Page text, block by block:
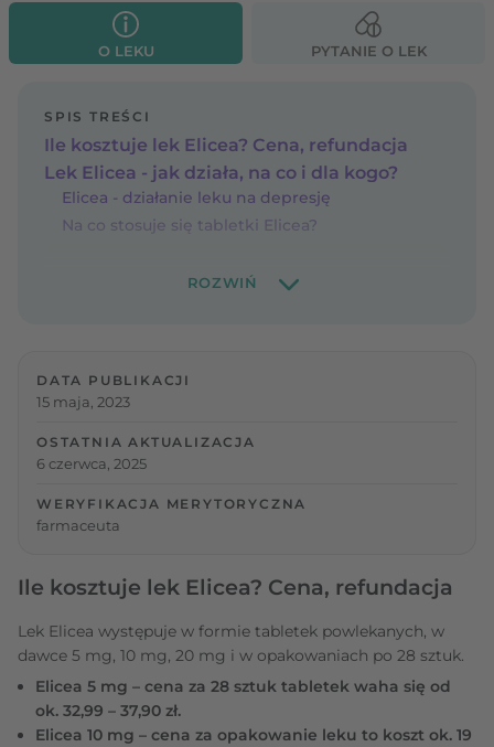
O LEKU PYTANIE O LEK
SPIS TREŚCI
Ile kosztuje lek Elicea? Cena, refundacja
Lek Elicea - jak działa, na co i dla kogo?
Elicea - działanie leku na depresję
Na co stosuje się tabletki Elicea?
DATA PUBLIKACJI
15 maja, 2023
OSTATNIA AKTUALIZACJA
6 czerwca, 2025
WERYFIKACJA MERYTORYCZNA
farmaceuta
Ile kosztuje lek Elicea? Cena, refundacja
Lek Elicea występuje w formie tabletek powlekanych, w
dawce 5 mg, 10 mg, 20 mg i w opakowaniach po 28 sztuk.
Elicea 5 mg – cena za 28 sztuk tabletek waha się od
ok. 32,99 – 37,90 zł.
Elicea 10 mg – cena za opakowanie leku to koszt ok. 19